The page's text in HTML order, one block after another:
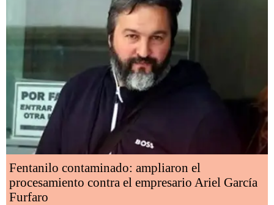
Fentanilo contaminado: ampliaron el
procesamiento contra el empresario Ariel García
Furfaro